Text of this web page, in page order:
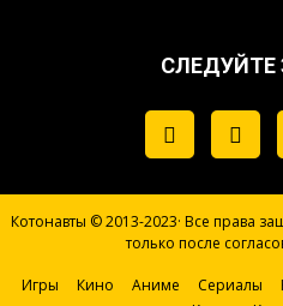
СЛЕДУЙТЕ
Котонавты © 2013-2023· Все права
только после
Игры Кино Аниме Сериалы